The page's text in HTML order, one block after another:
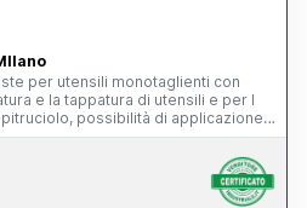
e la tappatura di utensili e per l
possibilità di applicazione
di punte elicoidali.